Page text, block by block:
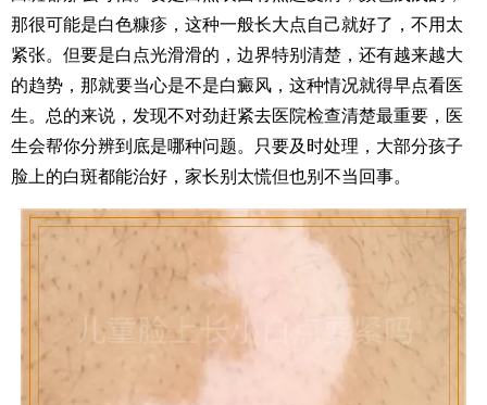
那很可能是白色糠疹，这种一般长大点自己就好了，不用太
紧张。但要是白点光滑滑的，边界特别清楚，还有越来越大
的趋势，那就要当心是不是白癜风，这种情况就得早点看医
生。总的来说，发现不对劲赶紧去医院检查清楚最重要，医
生会帮你分辨到底是哪种问题。只要及时处理，大部分孩子
脸上的白斑都能治好，家长别太慌但也别不当回事。